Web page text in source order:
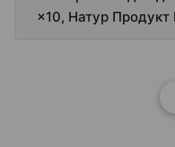
×10, Натур